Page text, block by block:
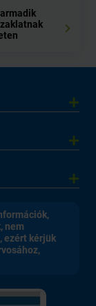
nem
ezért kérjük